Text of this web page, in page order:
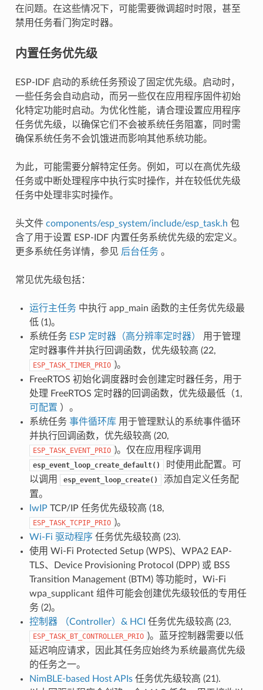
在问题。在这些情况下，可能需要微调超时时限，甚至
禁用任务看门狗定时器。
内置任务优先级
ESP-IDF 启动的系统任务预设了固定优先级。启动时，
一些任务会自动启动，而另一些仅在应用程序固件初始
化特定功能时启动。为优化性能，请合理设置应用程序
任务优先级，以确保它们不会被系统任务阻塞，同时需
确保系统任务不会饥饿进而影响其他系统功能。
为此，可能需要分解特定任务。例如，可以在高优先级
任务或中断处理程序中执行实时操作，并在较低优先级
任务中处理非实时操作。
头文件 components/esp_system/include/esp_task.h 包
含了用于设置 ESP-IDF 内置任务系统优先级的宏定义。
更多系统任务详情，参见 后台任务。
常见优先级包括：
运行主任务中执行 app_main 函数的主任务优先级最
低 (1)。
系统任务 ESP 定时器（高分辨率定时器）
用于管理
定时器事件并执行回调函数，优先级较高 (22,
ESP_TASK_TIMER_PRIO )。
FreeRTOS 初始化调度器时会创建定时器任务，用于
处理 FreeRTOS 定时器的回调函数，优先级最低（1,
可配置 ）。
系统任务 事件循环库用于管理默认的系统事件循环
并执行回调函数，优先级较高 (20,
ESP_TASK_EVENT_PRIO )。仅在应用程序调用
esp_event_loop_create_default()
时使用此配置。可
以调用
esp_event_loop_create()
添加自定义任务配
置。
lwIP TCP/IP 任务优先级较高 (18,
ESP_TASK_TCPIP_PRIO )。
Wi-Fi 驱动程序 任务优先级较高 (23).
使用 Wi-Fi Protected Setup (WPS)、WPA2 EAP-
TLS、Device Provisioning Protocol (DPP) 或 BSS
Transition Management (BTM) 等功能时，Wi-Fi
wpa_supplicant 组件可能会创建优先级较低的专用任
务 (2)。
控制器 （Controller）& HCI 任务优先级较高 (23,
ESP_TASK_BT_CONTROLLER_PRIO )。蓝牙控制器需要以低
延迟响应请求，因此其任务应始终为系统最高优先级
的任务之一。
NimBLE-based Host APIs任务优先级较高 (21).